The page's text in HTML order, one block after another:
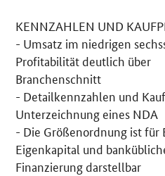
KENNZAHLEN UND
- Umsatz im niedrigen
Profitabilität deutlich über
Branchenschnitt
- Detailkennzahlen und
Unterzeichnung eines NDA
- Die Größenordnung ist
Eigenkapital und
Finanzierung darstellbar